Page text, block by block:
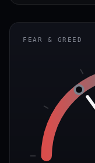
FEAR & GREED